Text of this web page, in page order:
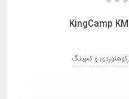
کوهنوردی و کمپینگ